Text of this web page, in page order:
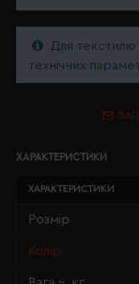
Для текстилю
технічних
ХАРАКТЕРИСТИКИ
ХАРАКТЕРИСТИКИ
Розмір
Колір